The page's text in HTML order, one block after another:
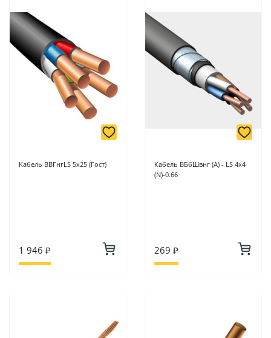
Кабель ВВГнгLS 5х25 (Гост)
1 946 ₽
Кабель ВБбШвнг (А) - LS 4х4
(N)-0.66
269 ₽